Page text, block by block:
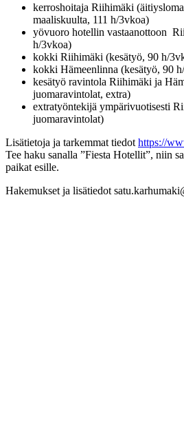
kerroshoitaja Riihimäki
maaliskuulta, 111 h/3vkoa)
yövuoro hotellin vastaanottoon
h/3vkoa)
kokki Riihimäki (kesätyö, 90 h/
kokki Hämeenlinna (kesätyö, 90
kesätyö ravintola Riihimäki ja
juomaravintolat, extra)
extratyöntekijä ympärivuotisesti
juomaravintolat)
Lisätietoja ja tarkemmat tiedot https://
Tee haku sanalla ”Fiesta Hotellit”, niin
paikat esille.
Hakemukset ja lisätiedot